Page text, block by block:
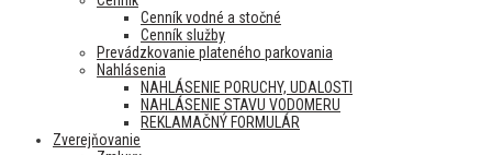
Cenník vodné a stočné
Cenník služby
Prevádzkovanie plateného parkovania
Nahlásenia
NAHLÁSENIE PORUCHY, UDALOSTI
NAHLÁSENIE STAVU VODOMERU
REKLAMAČNÝ FORMULÁR
Zverejňovanie